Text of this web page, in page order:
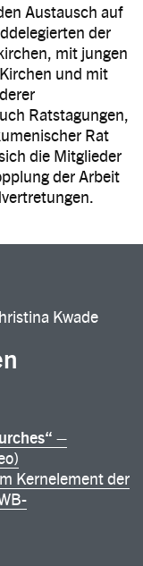
Austausch auf
der
mit jungen
und mit
Ratstagungen,
Rat
die Mitglieder
der Arbeit
Kwade
–
Kernelement der